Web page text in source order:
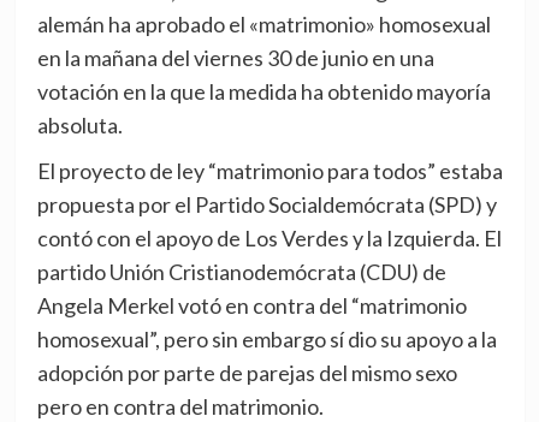
alemán ha aprobado el «matrimonio» homosexual
en la mañana del viernes 30 de junio en una
votación en la que la medida ha obtenido mayoría
absoluta.
El proyecto de ley “matrimonio para todos” estaba
propuesta por el Partido Socialdemócrata (SPD) y
contó con el apoyo de Los Verdes y la Izquierda. El
partido Unión Cristianodemócrata (CDU) de
Angela Merkel votó en contra del “matrimonio
homosexual”, pero sin embargo sí dio su apoyo a la
adopción por parte de parejas del mismo sexo
pero en contra del matrimonio.